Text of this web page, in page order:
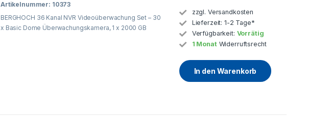
Artikelnummer: 10373
BERGHOCH 36 Kanal NVR Videoüberwachung Set – 30
x Basic Dome Überwachungskamera, 1 x 2000 GB
zzgl. Versandkosten
Lieferzeit: 1-2 Tage*
Verfügbarkeit: Vorrätig
1 Monat Widerruftsrecht
In den Warenkorb